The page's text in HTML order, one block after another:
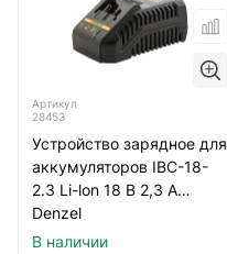
Артикул
28453
Устройство зарядное для
аккумуляторов IBC-18-
2.3 Li-lon 18 B 2,3 А
Denzel
В наличии